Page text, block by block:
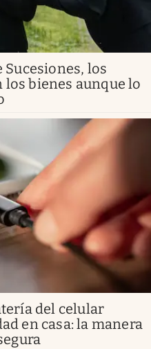
Sucesiones, los
bienes aunque lo
del celular
en casa: la manera